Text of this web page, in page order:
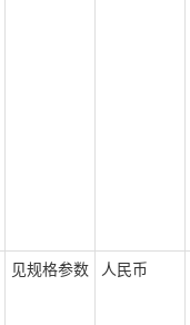
见规格参数 人民币